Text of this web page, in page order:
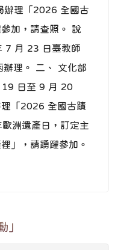
辦理「2026 全國古
加，請查照。 說
7 月 23 日臺教師
理。 二、 文化部
19 日至 9 月 20
「2026 全國古蹟
洲遺產日，訂定主
」，請踴躍參加。
」